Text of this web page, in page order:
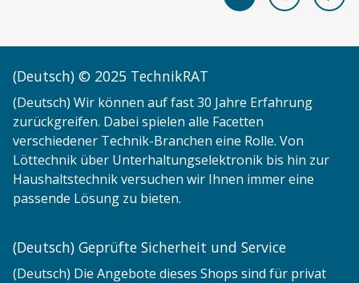
(Deutsch) © 2025 TechnikRAT
(Deutsch) Wir können auf fast 30 Jahre Erfahrung
zurückgreifen. Dabei spielen alle Facetten
verschiedener Technik-Branchen eine Rolle. Von
Löttechnik über Unterhaltungselektronik bis hin zur
Haushaltstechnik versuchen wir Ihnen immer eine
passende Lösung zu bieten.
(Deutsch) Geprüfte Sicherheit und Service
(Deutsch) Die Angebote dieses Shops sind für privat